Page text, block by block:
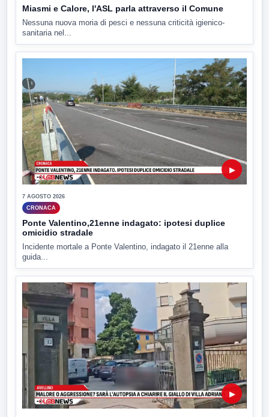
Miasmi e Calore, l'ASL parla attraverso il Comune
Nessuna nuova moria di pesci e nessuna criticità igienico-
sanitaria nel...
▶
7 AGOSTO 2026
CRONACA
Ponte Valentino,21enne indagato: ipotesi duplice
omicidio stradale
Incidente mortale a Ponte Valentino, indagato il 21enne alla
guida...
▶